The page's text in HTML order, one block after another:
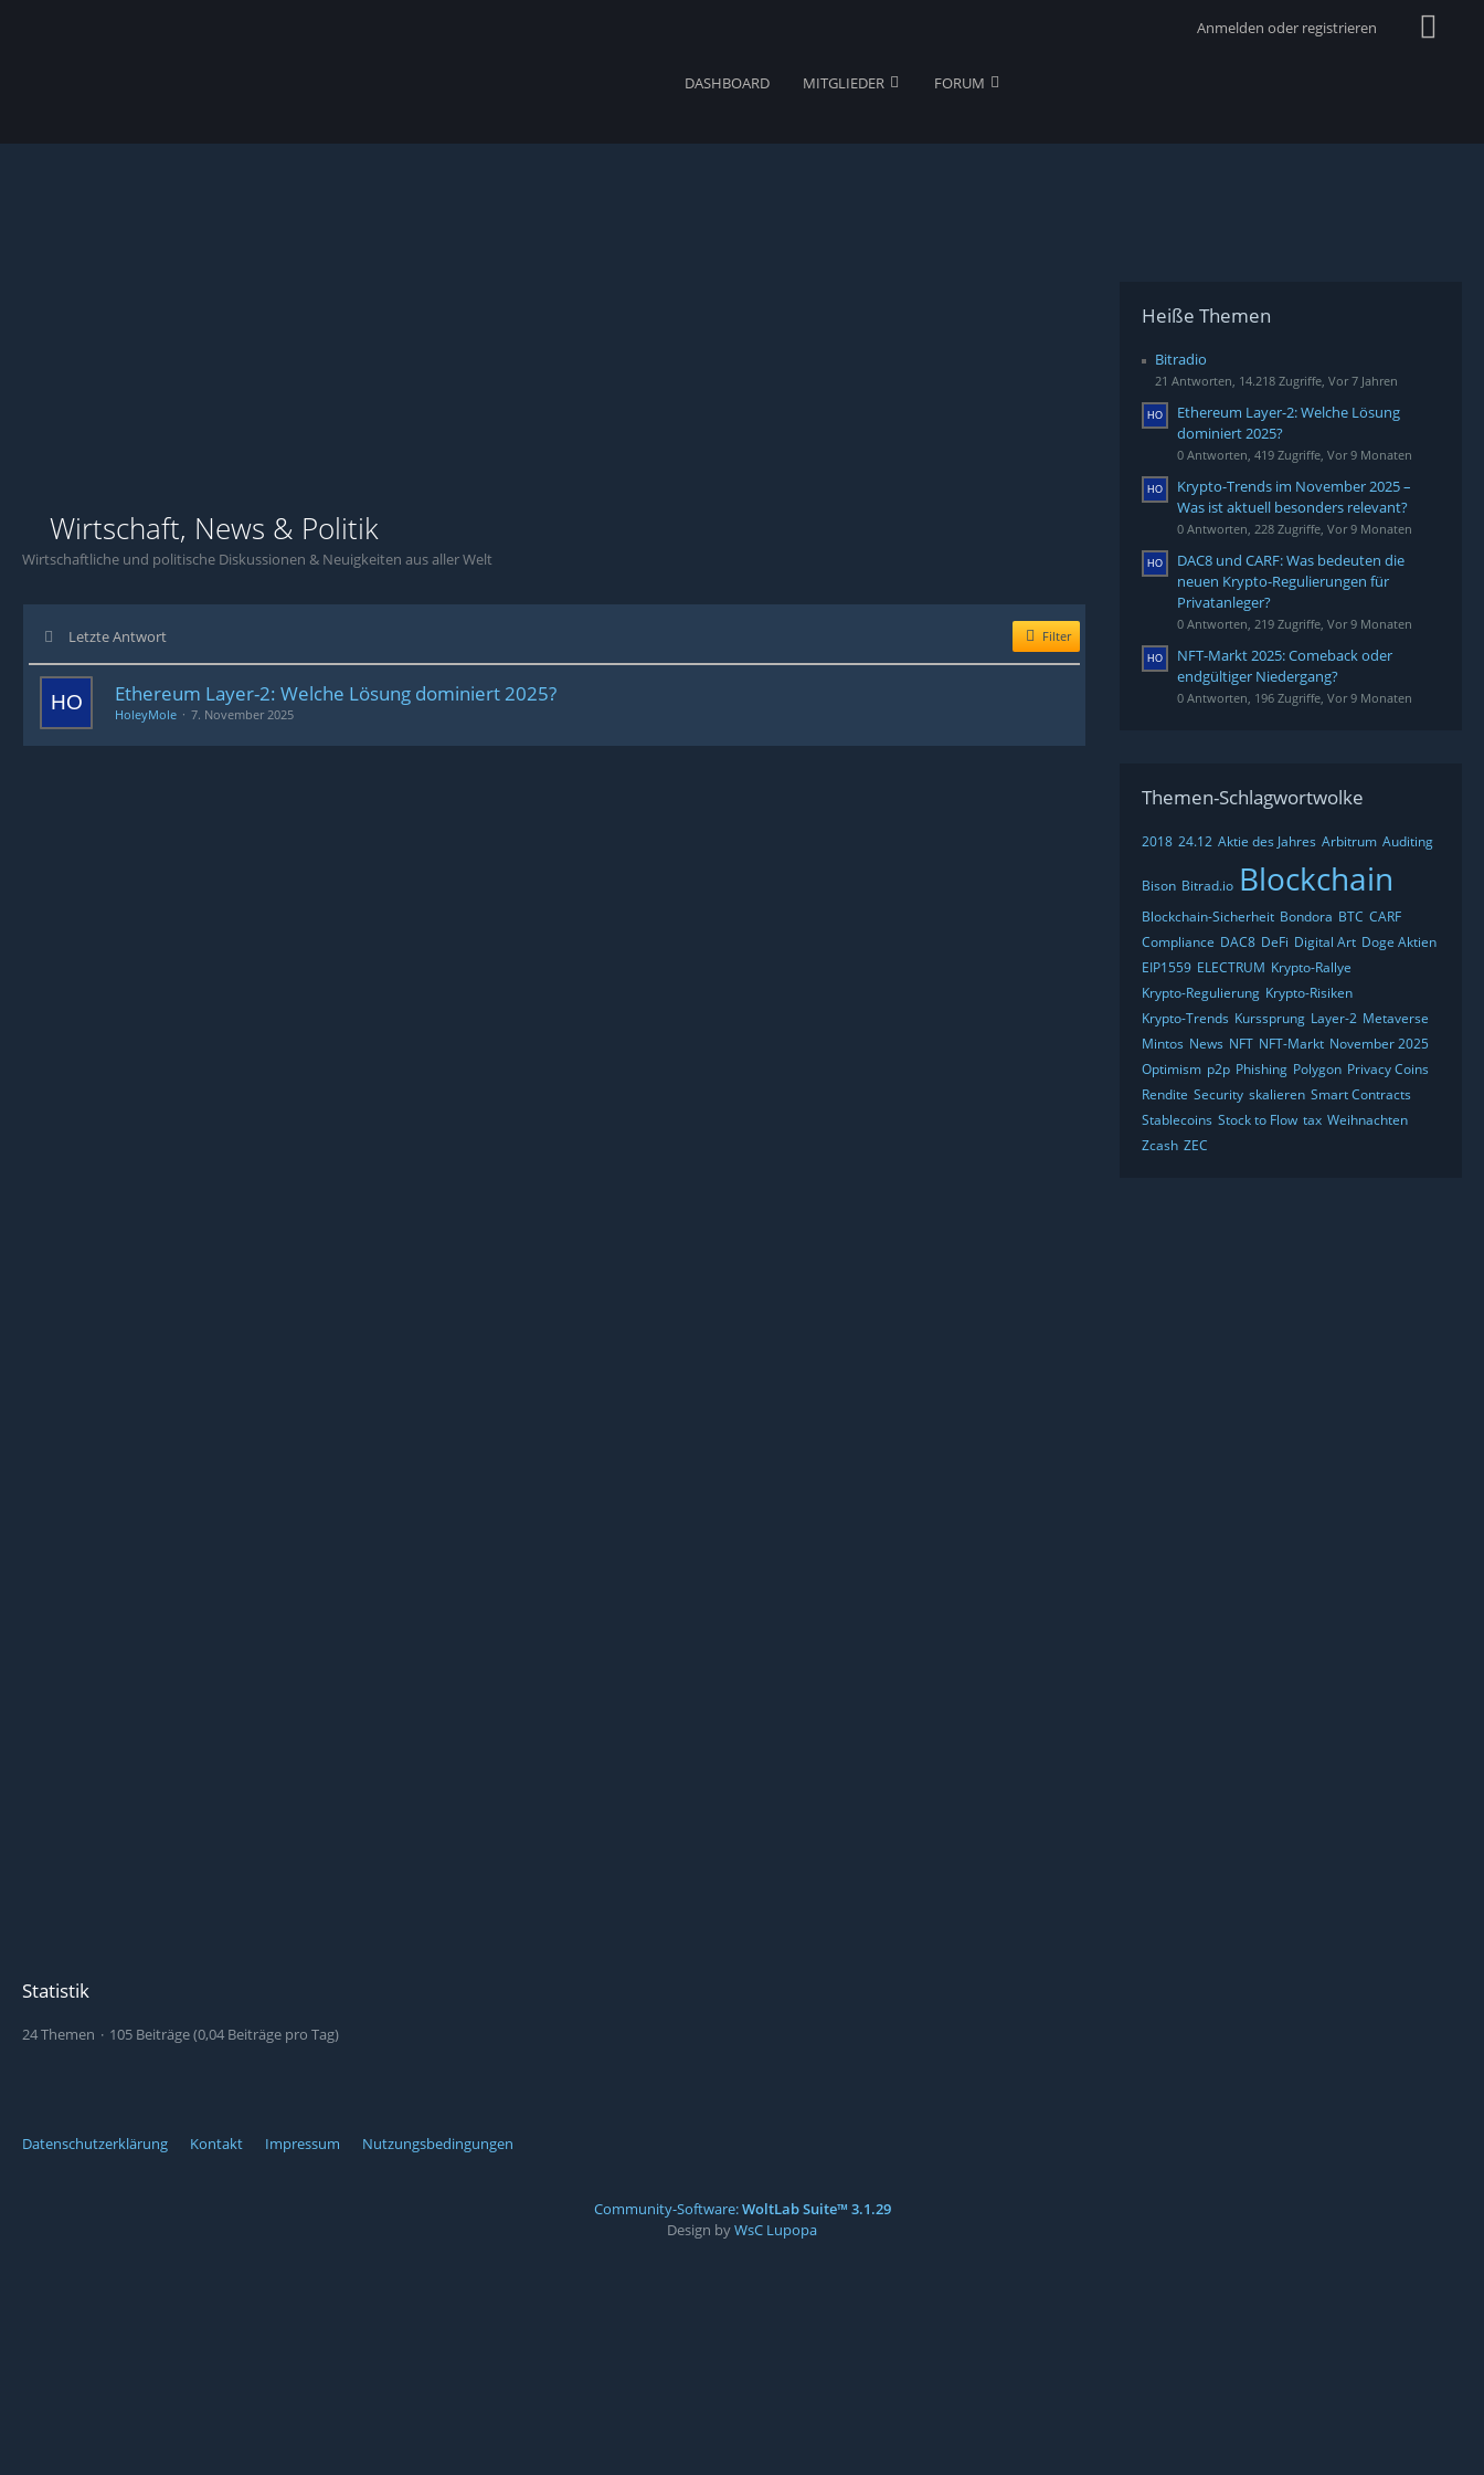
DASHBOARD MITGLIEDER FORUM
Anmelden oder registrieren
Wirtschaft, News & Politik
Wirtschaftliche und politische Diskussionen & Neuigkeiten aus aller Welt
Letzte Antwort Filter
Ethereum Layer-2: Welche Lösung dominiert 2025?
HoleyMole 7. November 2025
Heiße Themen
Bitradio
21 Antworten, 14.218 Zugriffe, Vor 7 Jahren
Ethereum Layer-2: Welche Lösung
dominiert 2025?
0 Antworten, 419 Zugriffe, Vor 9 Monaten
Krypto-Trends im November 2025 –
Was ist aktuell besonders relevant?
0 Antworten, 228 Zugriffe, Vor 9 Monaten
DAC8 und CARF: Was bedeuten die
neuen Krypto-Regulierungen für
Privatanleger?
0 Antworten, 219 Zugriffe, Vor 9 Monaten
NFT-Markt 2025: Comeback oder
endgültiger Niedergang?
0 Antworten, 196 Zugriffe, Vor 9 Monaten
Themen-Schlagwortwolke
2018 24.12 Aktie des Jahres Arbitrum Auditing
Bison Bitrad.io Blockchain
Blockchain-Sicherheit Bondora BTC CARF
Compliance DAC8 DeFi Digital Art Doge Aktien
EIP1559 ELECTRUM Krypto-Rallye
Krypto-Regulierung Krypto-Risiken
Krypto-Trends Kurssprung Layer-2 Metaverse
Mintos News NFT NFT-Markt November 2025
Optimism p2p Phishing Polygon Privacy Coins
Rendite Security skalieren Smart Contracts
Stablecoins Stock to Flow tax Weihnachten
Zcash ZEC
Statistik
24 Themen 105 Beiträge (0,04 Beiträge pro Tag)
Datenschutzerklärung Kontakt Impressum Nutzungsbedingungen
Community-Software:WoltLab Suite™ 3.1.29
Design byWsC Lupopa